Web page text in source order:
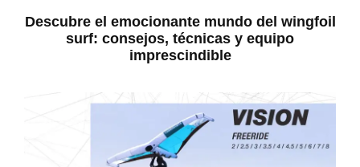
Descubre el emocionante mundo del wingfoil
surf: consejos, técnicas y equipo
imprescindible